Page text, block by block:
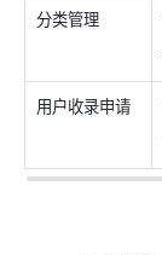
分类管理
用户收录申请